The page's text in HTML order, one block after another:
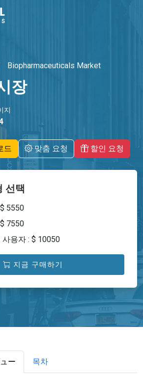
Biopharmaceuticals Market
장
지
드 맞춤 요청 할인 요청
선택
5550
7550
용자 : $ 10050
지금 구매하기
ー 목차